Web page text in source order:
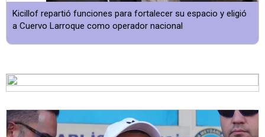
Kicillof repartió funciones para fortalecer su espacio y eligió
a Cuervo Larroque como operador nacional